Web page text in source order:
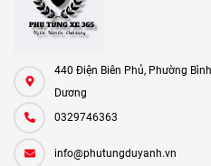
440 Điện Biên Phủ, Phường
Dương
0329746363
info@phutungduyanh.vn